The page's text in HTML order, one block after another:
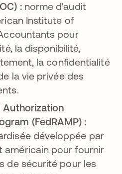
:norme d'audit
Institute of
pour
la disponibilité,
la confidentialité
la vie privée des
Authorization
(FedRAMP) :
développée par
américain pour fournir
de sécurité pour les